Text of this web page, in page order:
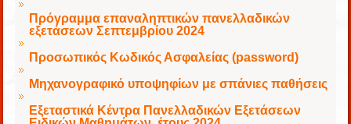
Πρόγραμμα επαναληπτικών πανελλαδικών
εξετάσεων Σεπτεμβρίου 2024
Προσωπικός Κωδικός Ασφαλείας (password)
Μηχανογραφικό υποψηφίων με σπάνιες παθήσεις
Εξεταστικά Κέντρα Πανελλαδικών Εξετάσεων